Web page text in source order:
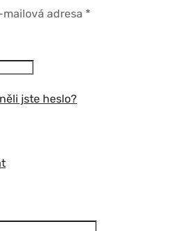
adresa *Povinné
jste heslo?